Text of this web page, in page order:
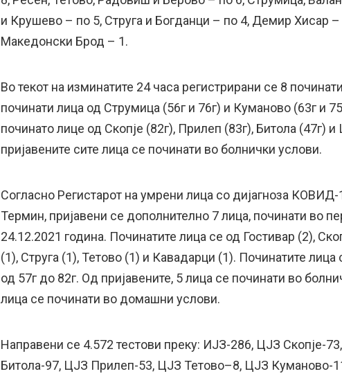
и Крушево – по 5, Струга и Богданци – по 4, Демир Хисар –
Македонски Брод – 1.
Во текот на изминатите 24 часа регистрирани се 8
починати лица од Струмица (56г и 76г) и Куманово (63г и
починато лице од Скопје (82г), Прилеп (83г), Битола (47г)
пријавените сите лица се починати во болнички услови.
Согласно Регистарот на умрени лица со дијагноза
Термин, пријавени се дополнително 7 лица, починати во
24.12.2021 година. Починатите лица се од Гостивар (2),
(1), Струга (1), Тетово (1) и Кавадарци (1). Починатите лица
од 57г до 82г. Од пријавените, 5 лица се починати во
лица се починати во домашни услови.
Направени се 4.572 тестови преку: ИЈЗ-286, ЦЈЗ Скопје-
Битола-97, ЦЈЗ Прилеп-53, ЦЈЗ Тетово–8, ЦЈЗ Куманово-